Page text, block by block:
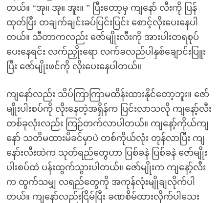
တယ်။ “အု။ အု။ အူး။ ” ပြီးတော့မှ ကျနော် လီးကို ပြန်
ထုတ်ပြီး တချက်ချင်းခပ်ပြင်းပြင်း စောင့်လိုးပေးနေပါ
တယ်။ သီတာကလည်း ဇော်မျိုးလီးကို အားပါးတရစုပ်
ပေးနေရင်း လက်ညှိုးရော လက်ခလည်ပါနှစ်ချောင်းပြူး
ပြီး ဇော်မျိုးဖင်ကို လိုးပေးနေပါတယ်။
ကျနော်လည်း သိပ်ကြာကြာမထိန်းထားနိုင်တော့ဘူး။ ဇော်
မျိုးပါးစပ်ကို လိုးနေတဲ့အရှိန်က ပြင်းလာသလို ကျနော့်လီး
တစ်ခုလုံးလည်း ကြဉ်တက်လာပါတယ်။ ကျနော့်ကိုယ်ကျ
နော် သတိမထားမိခင်မှာပဲ တစ်ကိုယ်လုံး တုန်လာပြီး ကျ
နော်းလီးထဲက သုတ်ရည်တွေဟာ ပြစ်ခနဲ ပြစ်ခနဲ ဇော်မျိုး
ပါးစပ်ထဲ ပန်းထွက်သွားပါတယ်။ ဇော်မျိုးက ကျနော့်လီး
က ထွက်သမျှ လရည်တွေကို အကုန်လုံးမျိုချလိုက်ပါ
တယ်။ ကျနော်လည်းငြိမ်ပြီး ခဏစိမ်ထားလိုက်ပါသေး